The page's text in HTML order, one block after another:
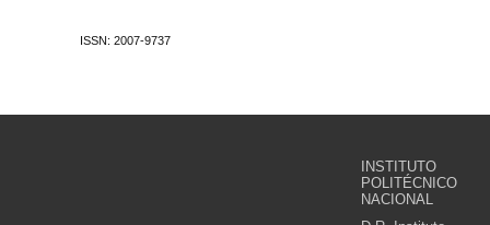
ISSN: 2007-9737
INSTITUTO
POLITÉCNICO
NACIONAL